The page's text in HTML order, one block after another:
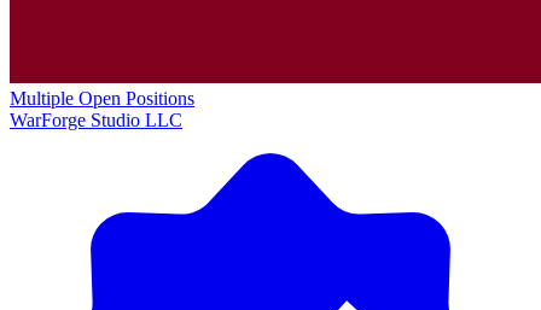
Multiple Open Positions
WarForge Studio LLC